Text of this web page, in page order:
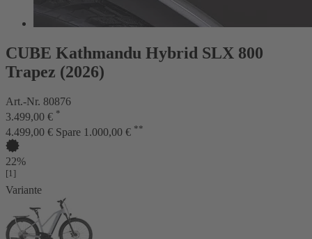
CUBE Kathmandu Hybrid SLX 800
Trapez (2026)
Art.-Nr. 80876
3.499,00 € *
4.499,00 € Spare 1.000,00 € **
22%
[1]
Variante